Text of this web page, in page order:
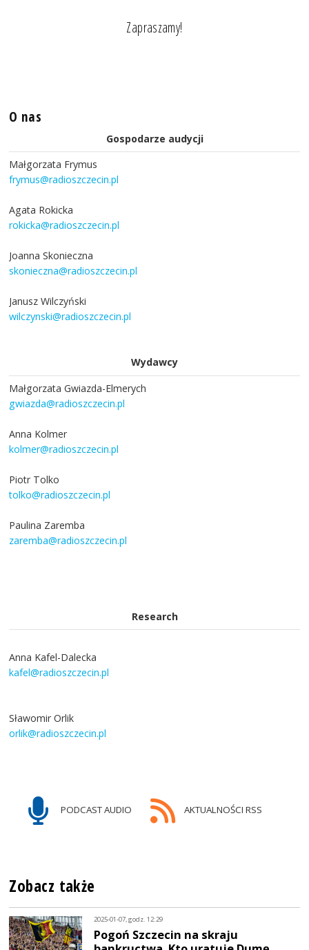
Zapraszamy!
O nas
Gospodarze audycji
Małgorzata Frymus
frymus@radioszczecin.pl
Agata Rokicka
rokicka@radioszczecin.pl
Joanna Skonieczna
skonieczna@radioszczecin.pl
Janusz Wilczyński
wilczynski@radioszczecin.pl
Wydawcy
Małgorzata Gwiazda-Elmerych
gwiazda@radioszczecin.pl
Anna Kolmer
kolmer@radioszczecin.pl
Piotr Tolko
tolko@radioszczecin.pl
Paulina Zaremba
zaremba@radioszczecin.pl
Research
Anna Kafel-Dalecka
kafel@radioszczecin.pl
Sławomir Orlik
orlik@radioszczecin.pl
PODCAST AUDIO AKTUALNOŚCI RSS
Zobacz także
2025-01-07, godz. 12:29
Pogoń Szczecin na skraju